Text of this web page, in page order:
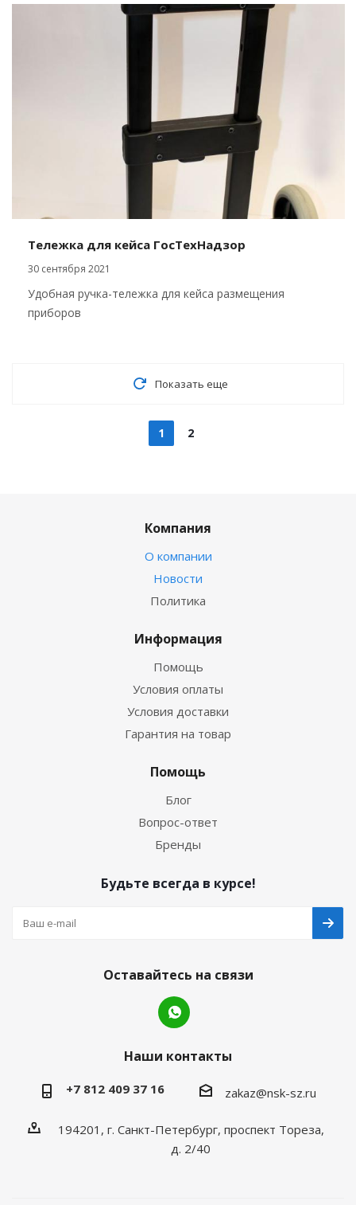
Тележка для кейса ГосТехНадзор
30 сентября 2021
Удобная ручка-тележка для кейса размещения
приборов
Показать еще
1 2
Компания
О компании
Новости
Политика
Информация
Помощь
Условия оплаты
Условия доставки
Гарантия на товар
Помощь
Блог
Вопрос-ответ
Бренды
Будьте всегда в курсе!
Оставайтесь на связи
Наши контакты
+7 812 409 37 16 zakaz@nsk-sz.ru
194201, г. Санкт-Петербург, проспект Тореза,
д. 2/40